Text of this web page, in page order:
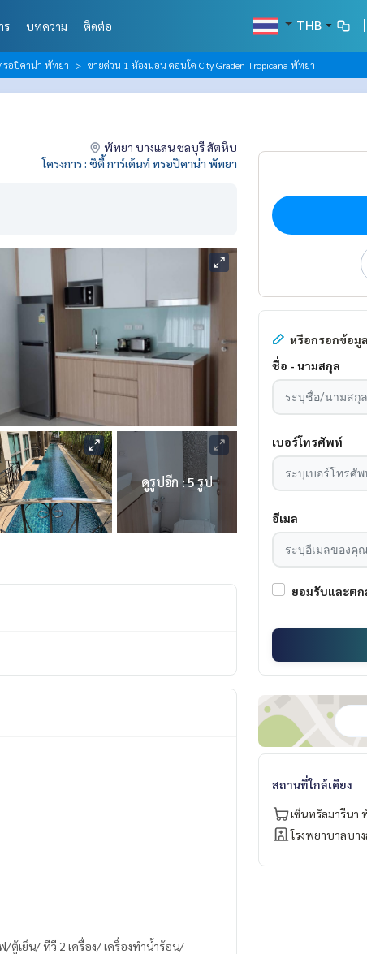
ร บทความ ติดต่อ THB
รอปิคาน่า พัทยา ขายด่วน 1 ห้องนอน คอนโด City Graden Tropicana พัทยา
พัทยา บางแสน ชลบุรี สัตหีบ
โครงการ : ซิตี้ การ์เด้นท์ ทรอปิคาน่า พัทยา
ดูรูปอีก : 5 รูป
/ตู้เย็น/ ทีวี 2 เครื่อง/ เครื่องทำน้ำร้อน/
หรือกรอกข้อมู
ชื่อ - นามสกุล
เบอร์โทรศัพท์
อีเมล
ยอมรับและตก
สถานที่ใกล้เคียง
เซ็นทรัลมารีนา
โรงพยาบาลบา